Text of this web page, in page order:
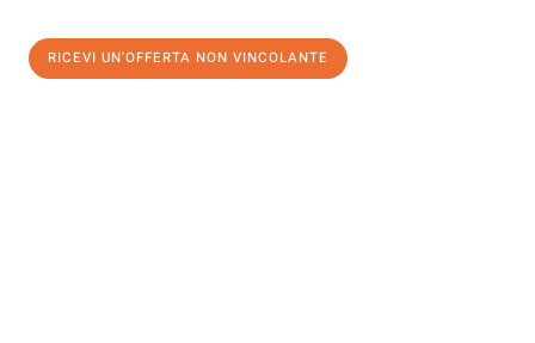
RICEVI UN'OFFERTA NON VINCOLANTE